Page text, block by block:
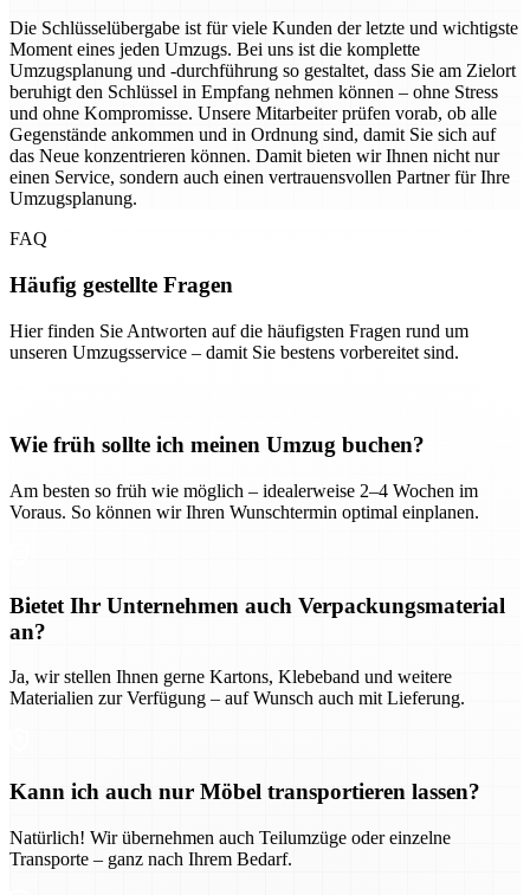
Die Schlüsselübergabe ist für viele Kunden der letzte und wichtigste
Moment eines jeden Umzugs. Bei uns ist die komplette
Umzugsplanung und -durchführung so gestaltet, dass Sie am Zielort
beruhigt den Schlüssel in Empfang nehmen können – ohne Stress
und ohne Kompromisse. Unsere Mitarbeiter prüfen vorab, ob alle
Gegenstände ankommen und in Ordnung sind, damit Sie sich auf
das Neue konzentrieren können. Damit bieten wir Ihnen nicht nur
einen Service, sondern auch einen vertrauensvollen Partner für Ihre
Umzugsplanung.
FAQ
Häufig gestellte Fragen
Hier finden Sie Antworten auf die häufigsten Fragen rund um
unseren Umzugsservice – damit Sie bestens vorbereitet sind.
Wie früh sollte ich meinen Umzug buchen?
Am besten so früh wie möglich – idealerweise 2–4 Wochen im
Voraus. So können wir Ihren Wunschtermin optimal einplanen.
Bietet Ihr Unternehmen auch Verpackungsmaterial
an?
Ja, wir stellen Ihnen gerne Kartons, Klebeband und weitere
Materialien zur Verfügung – auf Wunsch auch mit Lieferung.
Kann ich auch nur Möbel transportieren lassen?
Natürlich! Wir übernehmen auch Teilumzüge oder einzelne
Transporte – ganz nach Ihrem Bedarf.